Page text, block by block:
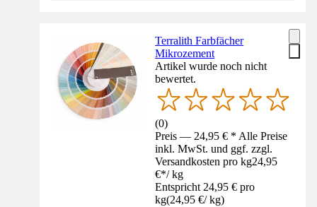
Terralith Farbfächer
Mikrozement
Artikel wurde noch nicht
bewertet.
(0)
Preis — 24,95 € * Alle Preise
inkl. MwSt. und ggf. zzgl.
Versandkosten pro kg24,95
€*/ kg
Entspricht 24,95 € pro
kg(24,95 €/ kg)